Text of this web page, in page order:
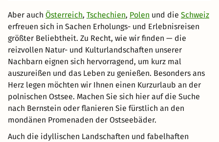
Aber auch Österreich, Tschechien, Polen und die Schweiz
erfreuen sich in Sachen Erholungs- und Erlebnisreisen
größter Beliebtheit. Zu Recht, wie wir finden — die
reizvollen Natur- und Kulturlandschaften unserer
Nachbarn eignen sich hervorragend, um kurz mal
auszureißen und das Leben zu genießen. Besonders ans
Herz legen möchten wir Ihnen einen Kurzurlaub an der
polnischen Ostsee. Machen Sie sich hier auf die Suche
nach Bernstein oder flanieren Sie fürstlich an den
mondänen Promenaden der Ostseebäder.
Auch die idyllischen Landschaften und fabelhaften